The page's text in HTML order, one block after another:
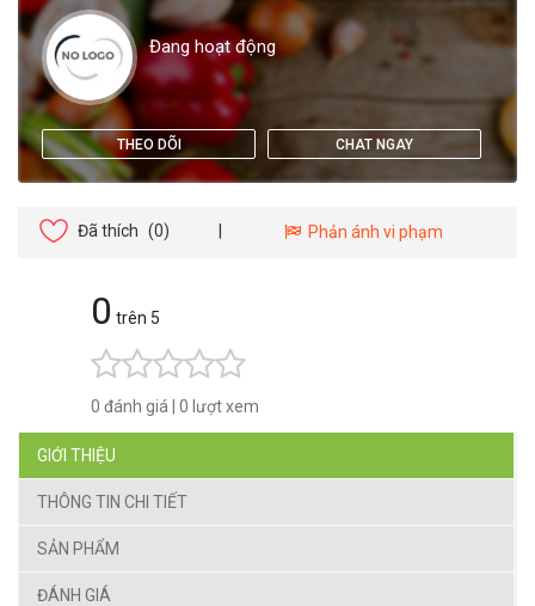
Đang hoạt động
THEO DÕI CHAT NGAY
Đã thích (0) Phản ánh vi phạm
0 trên 5
0 đánh giá 0 lượt xem
GIỚI THIỆU
THÔNG TIN CHI TIẾT
SẢN PHẨM
ĐÁNH GIÁ